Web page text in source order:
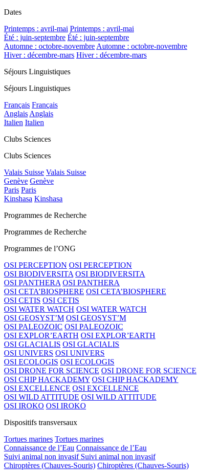
Dates
Printemps : avril-mai Printemps : avril-mai
Été : juin-septembre Été : juin-septembre
Automne : octobre-novembre Automne : octobre-novembre
Hiver : décembre-mars Hiver : décembre-mars
Séjours Linguistiques
Séjours Linguistiques
Français Français
Anglais Anglais
Italien Italien
Clubs Sciences
Clubs Sciences
Valais Suisse Valais Suisse
Genève Genève
Paris Paris
Kinshasa Kinshasa
Programmes de Recherche
Programmes de Recherche
Programmes de l’ONG
OSI PERCEPTION OSI PERCEPTION
OSI BIODIVERSITA OSI BIODIVERSITA
OSI PANTHERA OSI PANTHERA
OSI CETA’BIOSPHERE OSI CETA’BIOSPHERE
OSI CETIS OSI CETIS
OSI WATER WATCH OSI WATER WATCH
OSI GEOSYST’M OSI GEOSYST’M
OSI PALEOZOIC OSI PALEOZOIC
OSI EXPLOR’EARTH OSI EXPLOR’EARTH
OSI GLACIALIS OSI GLACIALIS
OSI UNIVERS OSI UNIVERS
OSI ECOLOGIS OSI ECOLOGIS
OSI DRONE FOR SCIENCE OSI DRONE FOR SCIENCE
OSI CHIP HACKADEMY OSI CHIP HACKADEMY
OSI EXCELLENCE OSI EXCELLENCE
OSI WILD ATTITUDE OSI WILD ATTITUDE
OSI IROKO OSI IROKO
Dispositifs transversaux
Tortues marines Tortues marines
Connaissance de l’Eau Connaissance de l’Eau
Suivi animal non invasif Suivi animal non invasif
Chiroptères (Chauves-Souris) Chiroptères (Chauves-Souris)